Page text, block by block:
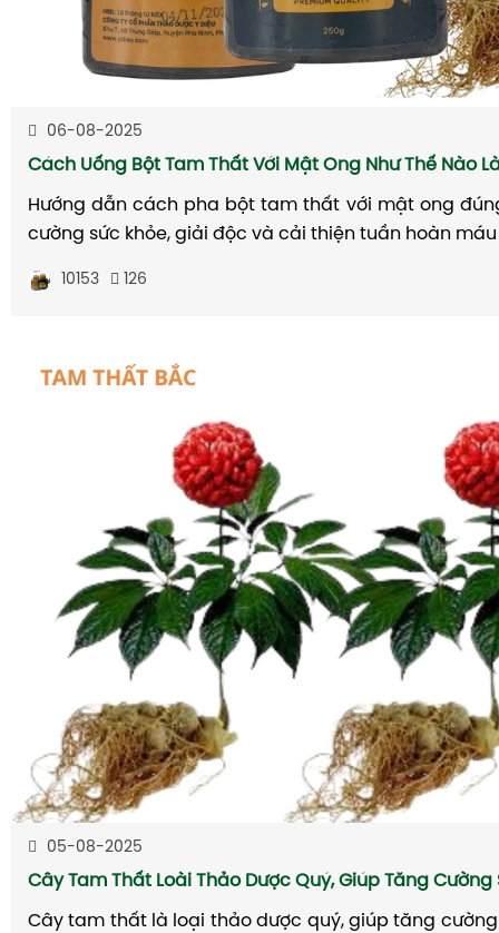
06-08-2025
Cách Uống Bột Tam Thất Với Mật Ong Như Thế Nào
Hướng dẫn cách pha bột tam thất với mật ong
cường sức khỏe, giải độc và cải thiện tuần hoàn
10153 126
05-08-2025
Cây Tam Thất Loài Thảo Dược Quý, Giúp Tăng Cường
Cây tam thất là loại thảo dược quý, giúp tăng cường